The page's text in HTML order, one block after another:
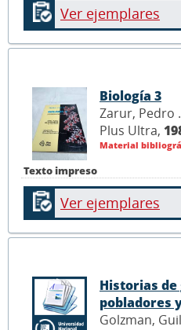
Ver ejemplares
Texto impreso
Biología 3
Zarur, Pedro
Plus Ultra,
Material
Ver ejemplares
Historias
pobladores
Golzman,